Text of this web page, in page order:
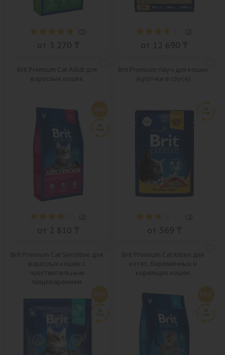
(5)
от 3 270 ₸
( 3)
от 12 690 ₸
Brit Premium Cat Adult для
взрослых кошек
( 3)
от 2 810 ₸
Brit Premium пауч для кошек
(кусочки в соусе)
( 1)
от 569 ₸
Brit Premium Cat Sensitive для
взрослых кошек с
чувствительным
пищеварением
Brit Premium Cat Kitten для
котят, беременных и
кормящих кошек